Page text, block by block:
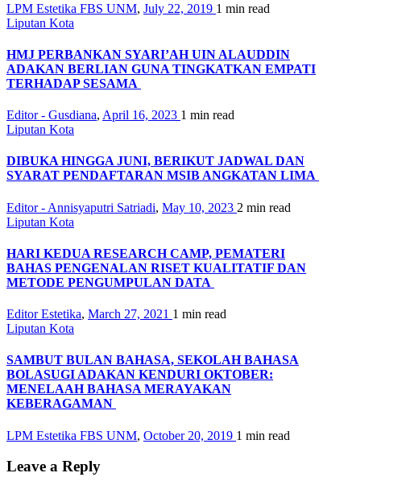
LPM Estetika FBS UNM, July 22, 2019 1 min read
Liputan Kota
HMJ PERBANKAN SYARI’AH UIN ALAUDDIN
ADAKAN BERLIAN GUNA TINGKATKAN EMPATI
TERHADAP SESAMA
Editor - Gusdiana, April 16, 2023 1 min read
Liputan Kota
DIBUKA HINGGA JUNI, BERIKUT JADWAL DAN
SYARAT PENDAFTARAN MSIB ANGKATAN LIMA
Editor - Annisyaputri Satriadi, May 10, 2023 2 min read
Liputan Kota
HARI KEDUA RESEARCH CAMP, PEMATERI
BAHAS PENGENALAN RISET KUALITATIF DAN
METODE PENGUMPULAN DATA
Editor Estetika, March 27, 2021 1 min read
Liputan Kota
SAMBUT BULAN BAHASA, SEKOLAH BAHASA
BOLASUGI ADAKAN KENDURI OKTOBER:
MENELAAH BAHASA MERAYAKAN
KEBERAGAMAN
LPM Estetika FBS UNM, October 20, 2019 1 min read
Leave a Reply